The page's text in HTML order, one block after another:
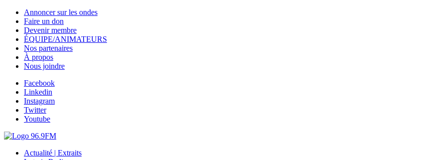
Annoncer sur les ondes
Faire un don
Devenir membre
ÉQUIPE/ANIMATEURS
Nos partenaires
À propos
Nous joindre
Facebook
Linkedin
Instagram
Twitter
Youtube
Actualité | Extraits